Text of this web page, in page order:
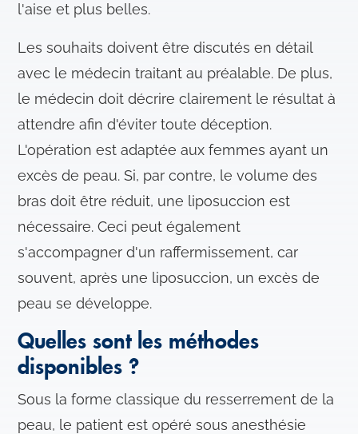
l'aise et plus belles.
Les souhaits doivent être discutés en détail
avec le médecin traitant au préalable. De plus,
le médecin doit décrire clairement le résultat à
attendre afin d'éviter toute déception.
L'opération est adaptée aux femmes ayant un
excès de peau. Si, par contre, le volume des
bras doit être réduit, une liposuccion est
nécessaire. Ceci peut également
s'accompagner d'un raffermissement, car
souvent, après une liposuccion, un excès de
peau se développe.
Quelles sont les méthodes
disponibles ?
Sous la forme classique du resserrement de la
peau, le patient est opéré sous anesthésie